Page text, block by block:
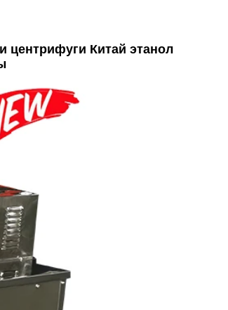
центрифуги Китай этанол